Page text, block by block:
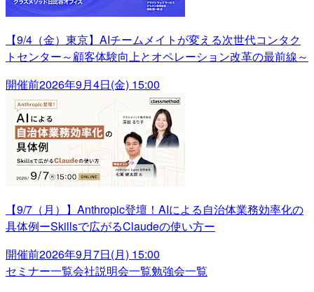
【9/4（金）東京】AIチームメイトが変える次世代コンタク
トセンター～顧客体験向上とオペレーション改革の最前線～
開催前2026年9月4日(金) 15:00
【9/7（月）】Anthropic登壇！AIによる自治体業務効率化の
具体例ーSkillsで広がるClaudeの使い方ー
開催前2026年9月7日(月) 15:00
セミナー一覧会社説明会一覧勉強会一覧